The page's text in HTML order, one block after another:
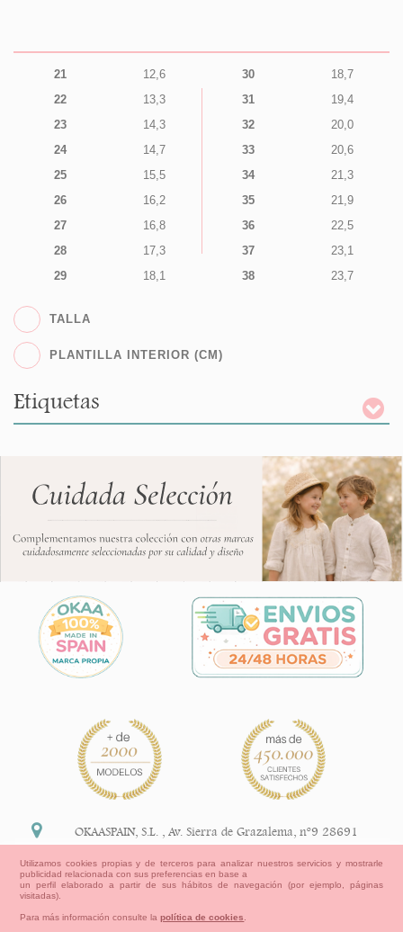
21
12,6
22
13,3
23
14,3
24
14,7
25
15,5
26
16,2
27
16,8
28
17,3
29
18,1
30
18,7
31
19,4
32
20,0
33
20,6
34
21,3
35
21,9
36
22,5
37
23,1
38
23,7
TALLA
PLANTILLA INTERIOR (CM)
Etiquetas
OKAASPAIN, S.L. ,Av. Sierra de Grazalema, nº9 28691
+34 91 113 89 09
Utilizamos cookies propias y de terceros para analizar nuestros servicios y mostrarle
publicidad relacionada con sus preferencias en base a
un perfil elaborado a partir de sus hábitos de navegación (por ejemplo, páginas
visitadas).
Para más información consulte lapolítica de cookies